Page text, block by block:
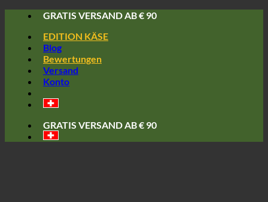
content
GRATIS VERSAND AB € 90
EDITION KÄSE
Blog
Bewertungen
Versand
Konto
GRATIS VERSAND AB € 90